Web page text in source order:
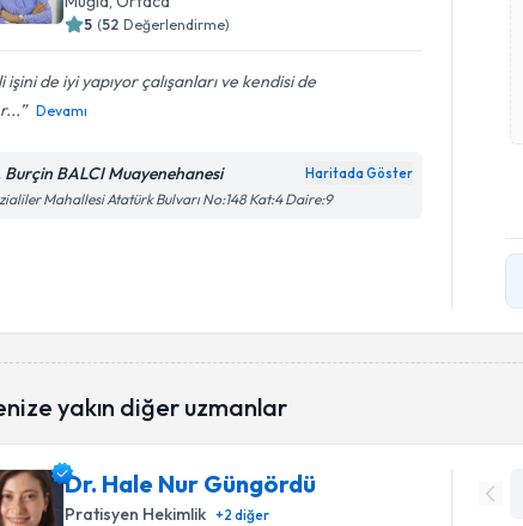
5 (52 Değerlendirme)
işini de iyi yapıyor çalışanları ve kendisi de
Devamı
Burçin BALCI Muayenehanesi Haritada Göster
Mahallesi Atatürk Bulvarı No:148 Kat:4 Daire:9
yakın diğer uzmanlar
Dr. Hale Nur Güngördü
Pratisyen Hekimlik +2 diğer